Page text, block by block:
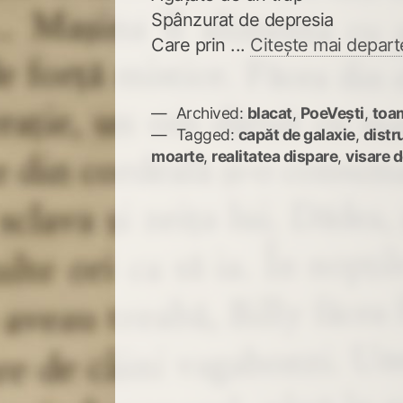
Spânzurat de depresia
Care prin ... Citește mai
Archived: blacat, PoeVești,
Tagged: capăt de galaxie,
moarte, realitatea dispare,visare